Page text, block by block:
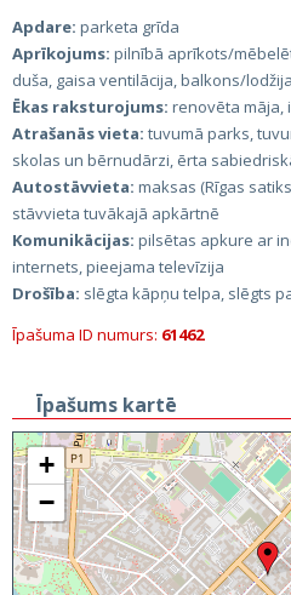
Apdare: parketa grīda
Aprīkojums: pilnībā aprīkots/
duša, gaisa ventilācija, balkons/lodžija
Ēkas raksturojums: renovēta māja,
Atrašanās vieta: tuvumā parks,
skolas un bērnudārzi, ērta
Autostāvvieta: maksas (Rīgas
stāvvieta tuvākajā apkārtnē
Komunikācijas: pilsētas apkure ar
internets, pieejama televīzija
Drošība: slēgta kāpņu telpa, slēgts
Īpašuma ID numurs: 61462
Īpašums kartē
+
−